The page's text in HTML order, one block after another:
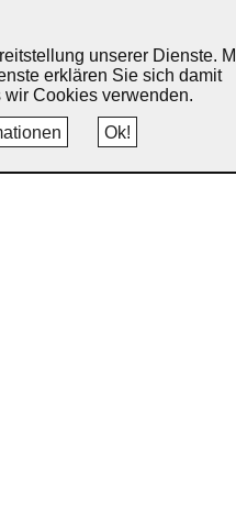
unserer Dienste.
erklären Sie sich damit
Cookies verwenden.
Ok!